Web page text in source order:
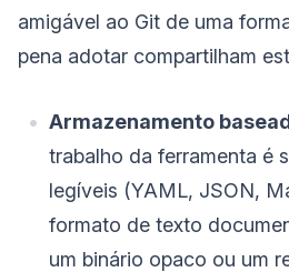
amigável ao Git de uma
pena adotar compartilham
Armazenamento
trabalho da ferramenta é
legíveis (YAML, JSON,
formato de texto
um binário opaco ou um